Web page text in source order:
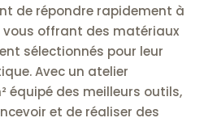
de répondre rapidement à
offrant des matériaux
sélectionnés pour leur
Avec un atelier
équipé des meilleurs outils,
et de réaliser des